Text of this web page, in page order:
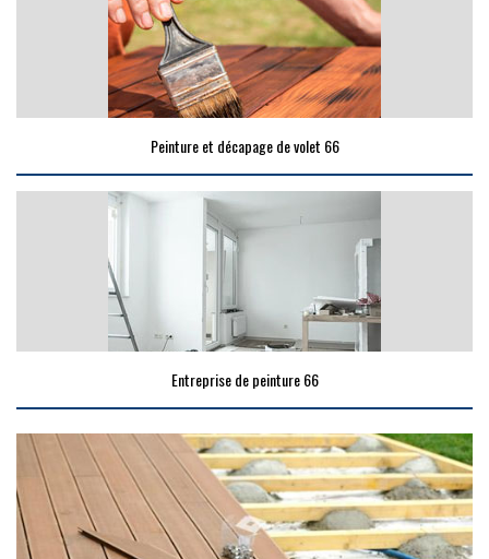
Peinture et décapage de volet 66
Entreprise de peinture 66